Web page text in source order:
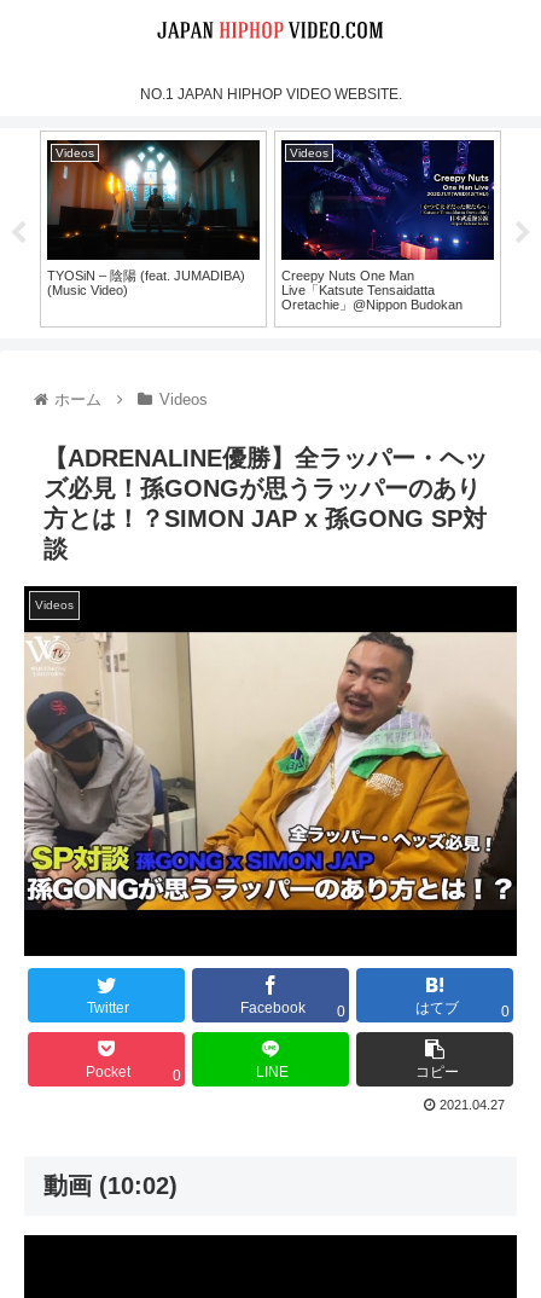
NO.1 JAPAN HIPHOP VIDEO WEBSITE.
Videos
TYOSiN – 陰陽 (feat. JUMADIBA)
(Music Video)
Videos
Creepy Nuts One Man
Live「Katsute Tensaidatta
Oretachie」@Nippon Budokan
ホーム Videos
【ADRENALINE優勝】全ラッパー・ヘッ
ズ必見！孫GONGが思うラッパーのあり
方とは！？SIMON JAP x 孫GONG SP対
談
Videos
Twitter Facebook 0 はてブ 0
Pocket 0 LINE コピー
2021.04.27
動画 (10:02)